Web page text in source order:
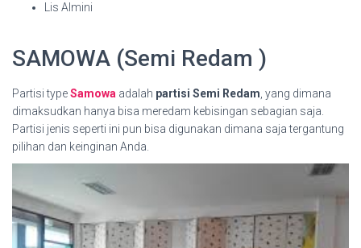
Lis Almini
SAMOWA (Semi Redam )
Partisi typeSamowa adalah partisi Semi Redam, yang dimana
dimaksudkan hanya bisa meredam kebisingan sebagian saja.
Partisi jenis seperti ini pun bisa digunakan dimana saja tergantung
pilihan dan keinginan Anda.